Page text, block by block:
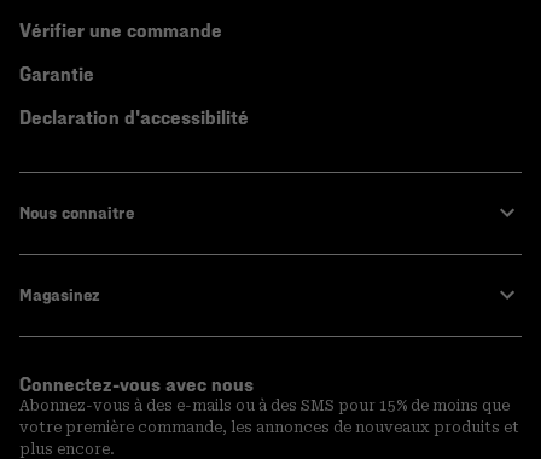
Vérifier une commande
Garantie
Declaration d'accessibilité
Nous connaitre
Magasinez
Connectez-vous avec nous
Abonnez-vous à des e-mails ou à des SMS pour 15% de moins que
votre première commande, les annonces de nouveaux produits et
plus encore.